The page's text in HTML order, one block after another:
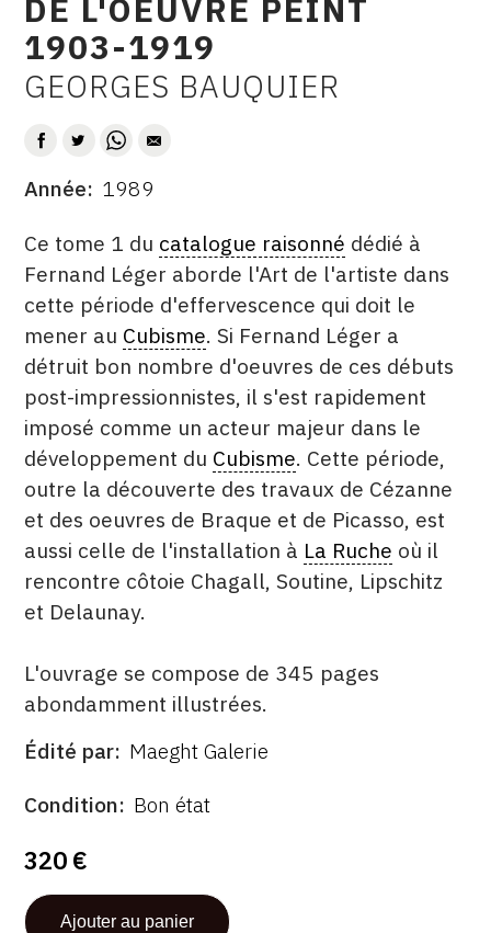
CONTACT
CGU
INSTAGRAM
FACEBOOK
TWITTER
PINTEREST
DE L'OEUVRE PEINT
1903-1919
AUTEUR
GEORGES BAUQUIER
DATE
Année 1989
DESCRITPTION
Ce tome 1 du catalogue raisonné dédié à
Fernand Léger aborde l'Art de l'artiste dans
cette période d'effervescence qui doit le
mener au Cubisme. Si Fernand Léger a
détruit bon nombre d'oeuvres de ces débuts
post-impressionnistes, il s'est rapidement
imposé comme un acteur majeur dans le
développement du Cubisme. Cette période,
outre la découverte des travaux de Cézanne
et des oeuvres de Braque et de Picasso, est
aussi celle de l'installation à La Ruche où il
rencontre côtoie Chagall, Soutine, Lipschitz
et Delaunay.
L'ouvrage se compose de 345 pages
abondamment illustrées.
ÉDITÉ
Édité par Maeght Galerie
FORMAT
ÉTAT
Condition Bon état
320 €